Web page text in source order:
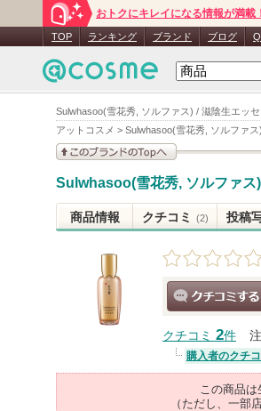
Sulwhasoo(雪花秀, ソルファス) / 滋陰生エッ
アットコスメ > Sulwhasoo(雪花秀, ソルファス)
おトクにキレイになる情報が満載！
TOP ランキング ブランド ブログ
Sulwhasoo(雪花秀, ソルファス)
商品情報 クチコミ (2) 投稿
クチコミ 2件
購入者のクチ
この商品は
（ただし、一部